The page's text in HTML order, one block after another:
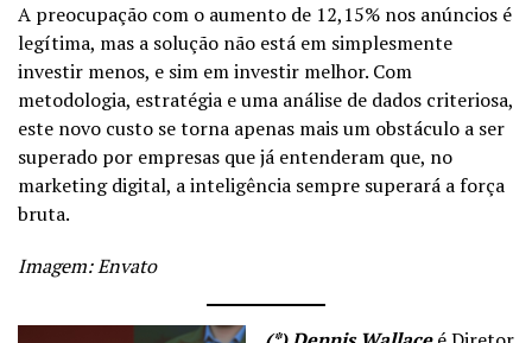
A preocupação com o aumento de 12,15% nos anúncios é
legítima, mas a solução não está em simplesmente
investir menos, e sim em investir melhor. Com
metodologia, estratégia e uma análise de dados criteriosa,
este novo custo se torna apenas mais um obstáculo a ser
superado por empresas que já entenderam que, no
marketing digital, a inteligência sempre superará a força
bruta.
Imagem: Envato